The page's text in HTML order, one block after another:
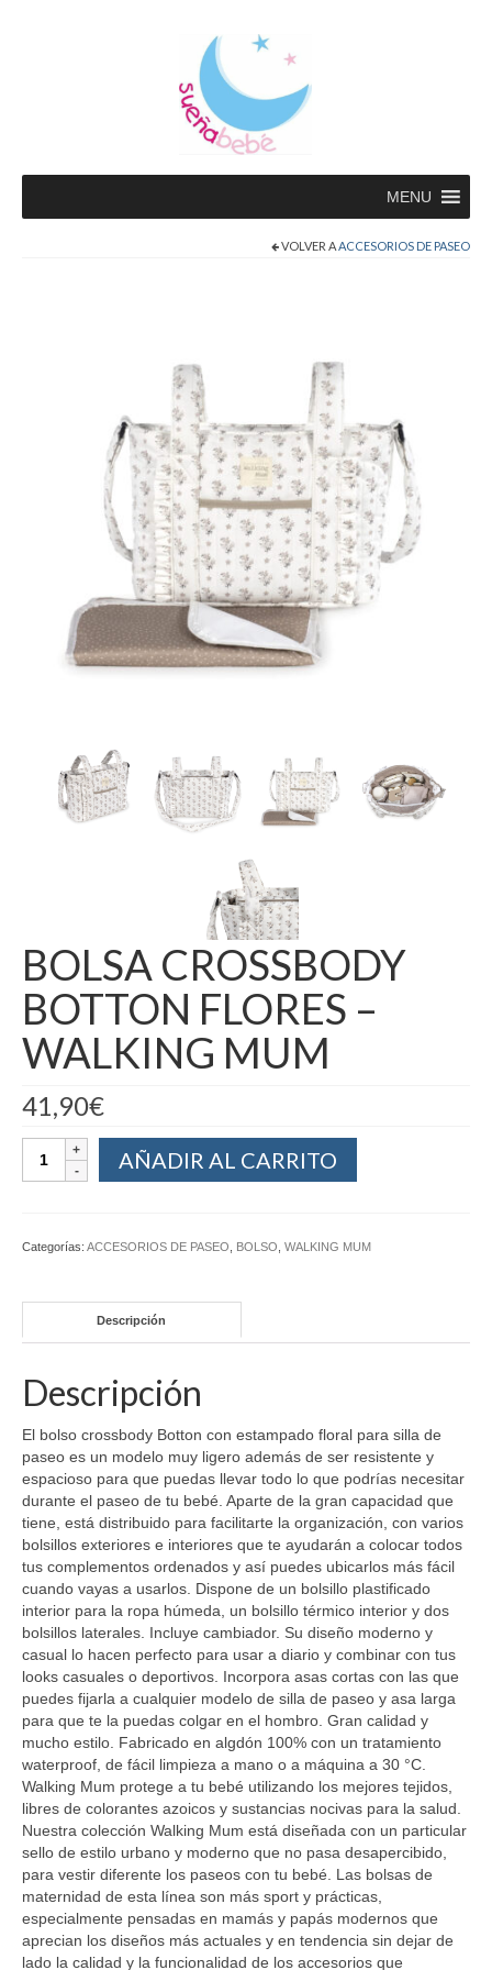
MENU
VOLVER AACCESORIOS DE PASEO
BOLSA CROSSBODY
BOTTON FLORES –
WALKING MUM
41,90€
AÑADIR AL CARRITO
Categorías: ACCESORIOS DE PASEO BOLSO WALKING MUM
Descripción
Descripción
El bolso crossbody Botton con estampado floral para silla de
paseo es un modelo muy ligero además de ser resistente y
espacioso para que puedas llevar todo lo que podrías necesitar
durante el paseo de tu bebé. Aparte de la gran capacidad que
tiene, está distribuido para facilitarte la organización, con varios
bolsillos exteriores e interiores que te ayudarán a colocar todos
tus complementos ordenados y así puedes ubicarlos más fácil
cuando vayas a usarlos. Dispone de un bolsillo plastificado
interior para la ropa húmeda, un bolsillo térmico interior y dos
bolsillos laterales. Incluye cambiador. Su diseño moderno y
casual lo hacen perfecto para usar a diario y combinar con tus
looks casuales o deportivos. Incorpora asas cortas con las que
puedes fijarla a cualquier modelo de silla de paseo y asa larga
para que te la puedas colgar en el hombro. Gran calidad y
mucho estilo. Fabricado en algdón 100% con un tratamiento
waterproof, de fácil limpieza a mano o a máquina a 30 °C.
Walking Mum protege a tu bebé utilizando los mejores tejidos,
libres de colorantes azoicos y sustancias nocivas para la salud.
Nuestra colección Walking Mum está diseñada con un particular
sello de estilo urbano y moderno que no pasa desapercibido,
para vestir diferente los paseos con tu bebé. Las bolsas de
maternidad de esta línea son más sport y prácticas,
especialmente pensadas en mamás y papás modernos que
aprecian los diseños más actuales y en tendencia sin dejar de
lado la calidad y la funcionalidad de los accesorios que